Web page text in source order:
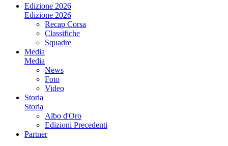
Edizione 2026
Edizione 2026
Recap Corsa
Classifiche
Squadre
Media
Media
News
Foto
Video
Storia
Storia
Albo d'Oro
Edizioni Precedenti
Partner